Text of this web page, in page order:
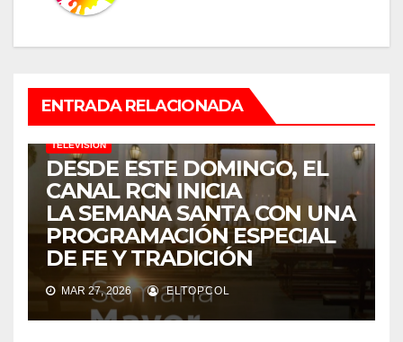
ENTRADA RELACIONADA
TELEVISIÓN
DESDE ESTE DOMINGO, EL
CANAL RCN INICIA
LA SEMANA SANTA CON UNA
PROGRAMACIÓN ESPECIAL
DE FE Y TRADICIÓN
MAR 27, 2026 ELTOPCOL